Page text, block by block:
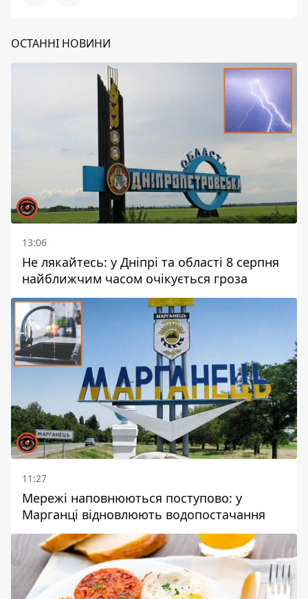
ОСТАННІ НОВИНИ
13:06
Не лякайтесь: у Дніпрі та області 8 серпня
найближчим часом очікується гроза
11:27
Мережі наповнюються поступово: у
Марганці відновлюють водопостачання